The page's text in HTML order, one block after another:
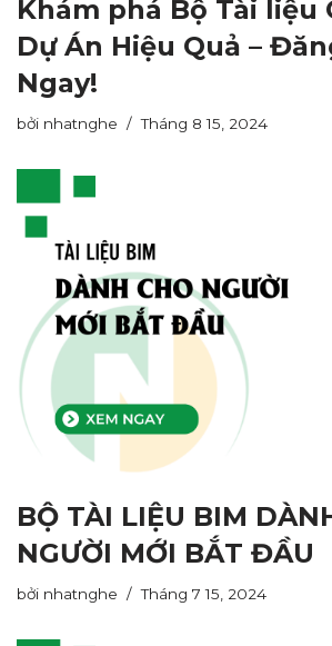
Khám phá Bộ Tài liệu
Dự Án Hiệu Quả –
Ngay!
bởi nhatnghe Tháng 8 15, 2024
BỘ TÀI LIỆU BIM
NGƯỜI MỚI BẮT ĐẦU
bởi nhatnghe Tháng 7 15, 2024